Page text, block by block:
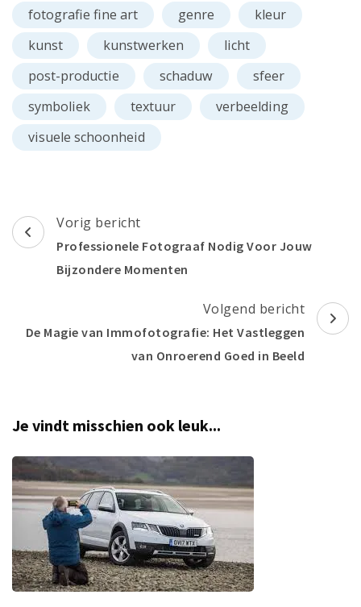
fotografie fine art
genre
kleur
kunst
kunstwerken
licht
post-productie
schaduw
sfeer
symboliek
textuur
verbeelding
visuele schoonheid
Berichtnavigatie
Vorig bericht
Professionele Fotograaf Nodig Voor Jouw
Bijzondere Momenten
Volgend bericht
De Magie van Immofotografie: Het Vastleggen
van Onroerend Goed in Beeld
Je vindt misschien ook leuk...